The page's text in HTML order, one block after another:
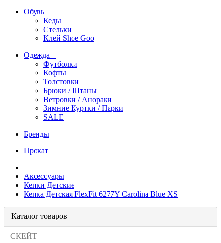
Обувь
Кеды
Стельки
Клей Shoe Goo
Одежда
Футболки
Кофты
Толстовки
Брюки / Штаны
Ветровки / Анораки
Зимние Куртки / Парки
SALE
Бренды
Прокат
Аксессуары
Кепки Детские
Кепка Детская FlexFit 6277Y Carolina Blue XS
Каталог товаров
СКЕЙТ